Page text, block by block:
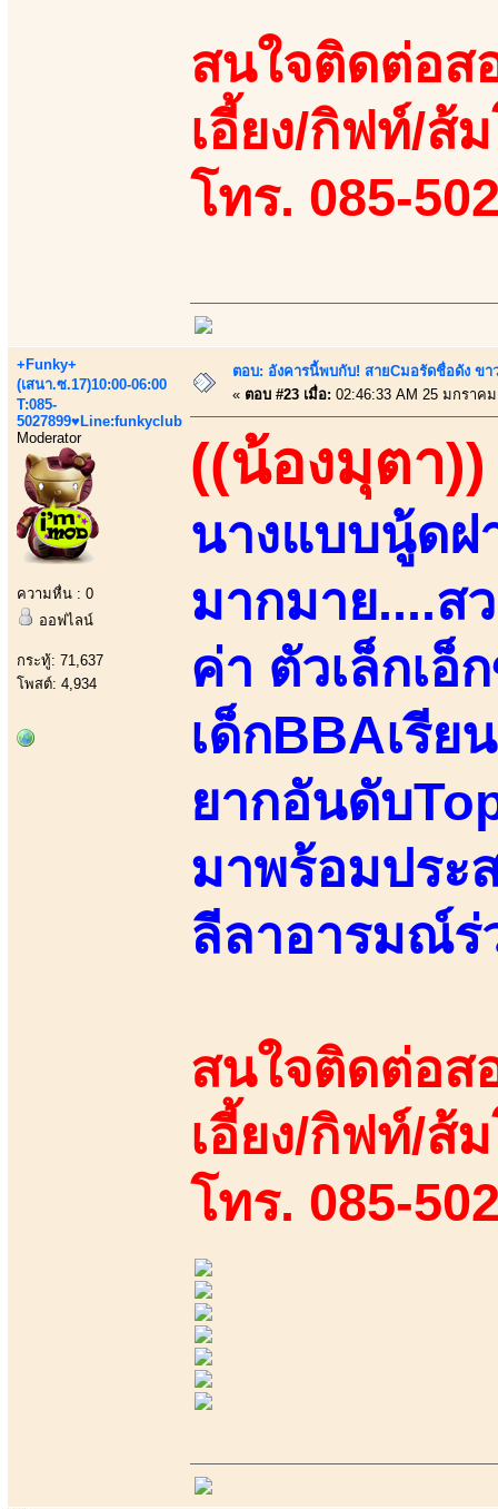
สนใจติดต่อส
เอี้ยง/กิฟท์/ส้
โทร. 085-
+Funky+
(เสนา.ซ.17)10:00-06:00
T:085-
5027899♥Line:funkyclub
Moderator
ความหื่น : 0
ออฟไลน์
กระทู้: 71,637
โพสต์: 4,934
ตอบ: อังคารนี้พบกับ! สายCมอรัดชื่อดัง ขา
« ตอบ #23 เมื่อ: 02:46:33 AM 25 มกราค
((น้องมุตา))
นางแบบนู้ดฝ
มากมาย....ส
ค่า ตัวเล็กเอ็
เด็กBBAเรี
ยากอันดับ
มาพร้อมประ
ลีลาอารมณ์ร่
สนใจติดต่อส
เอี้ยง/กิฟท์/ส้
โทร. 085-